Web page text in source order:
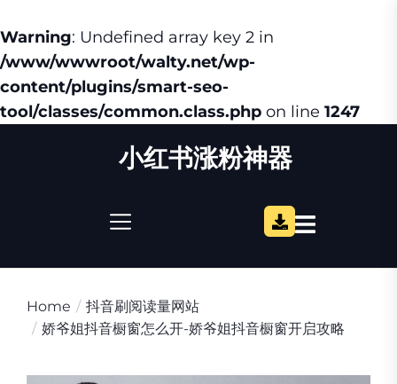
Warning: Undefined array key 2 in
/www/wwwroot/walty.net/wp-
content/plugins/smart-seo-
tool/classes/common.class.php on line 1247
小红书涨粉神器
Home
抖音刷阅读量网站
娇爷姐抖音橱窗怎么开-娇爷姐抖音橱窗开启攻略